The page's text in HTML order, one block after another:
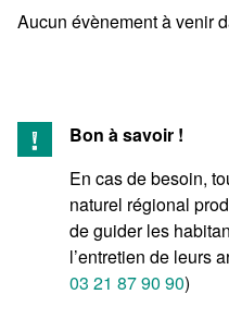
Aucun évènement à venir
Bon à savoir !
En cas de besoin,
naturel régional
de guider les
l’entretien de leurs
03 21 87 90 90)